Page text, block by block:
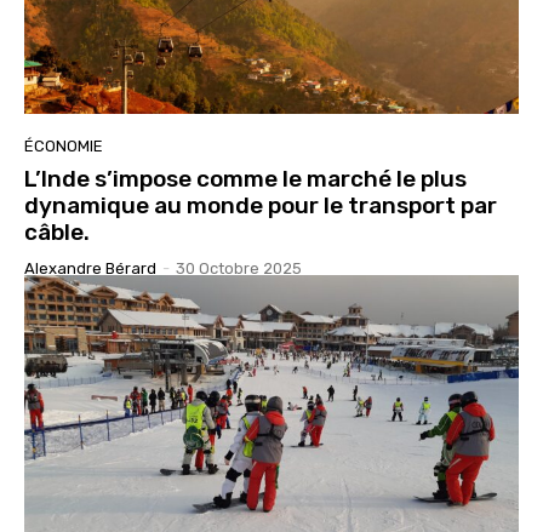
ÉCONOMIE
L’Inde s’impose comme le marché le plus
dynamique au monde pour le transport par
câble.
Alexandre Bérard - 30 Octobre 2025